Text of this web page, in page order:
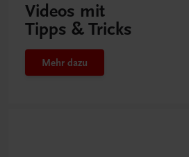
Videos mit
Tipps & Tricks
Mehr dazu